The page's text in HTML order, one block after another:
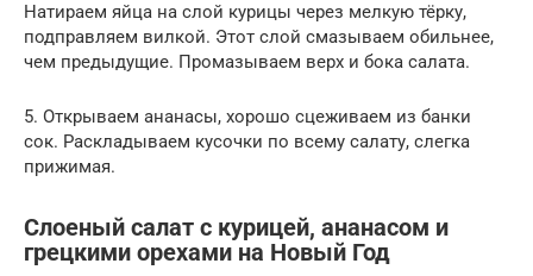
Натираем яйца на слой курицы через мелкую тёрку,
подправляем вилкой. Этот слой смазываем обильнее,
чем предыдущие. Промазываем верх и бока салата.
5. Открываем ананасы, хорошо сцеживаем из банки
сок. Раскладываем кусочки по всему салату, слегка
прижимая.
Слоеный салат с курицей, ананасом и
грецкими орехами на Новый Год